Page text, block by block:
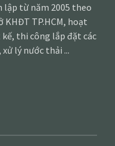
từ năm 2005 theo
KHĐT TP.HCM, hoạt
thi công lắp đặt các
lý nước thải ...